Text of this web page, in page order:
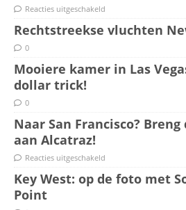
Reacties uitgeschakeld
Rechtstreekse vluchten
0
Mooiere kamer in Las
dollar trick!
0
Naar San Francisco?
aan Alcatraz!
Reacties uitgeschakeld
Key West: op de foto met
Point